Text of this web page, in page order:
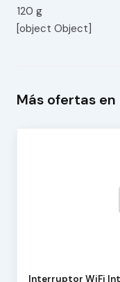
120 g
[object Object]
Más ofertas
Interruptor WiFi